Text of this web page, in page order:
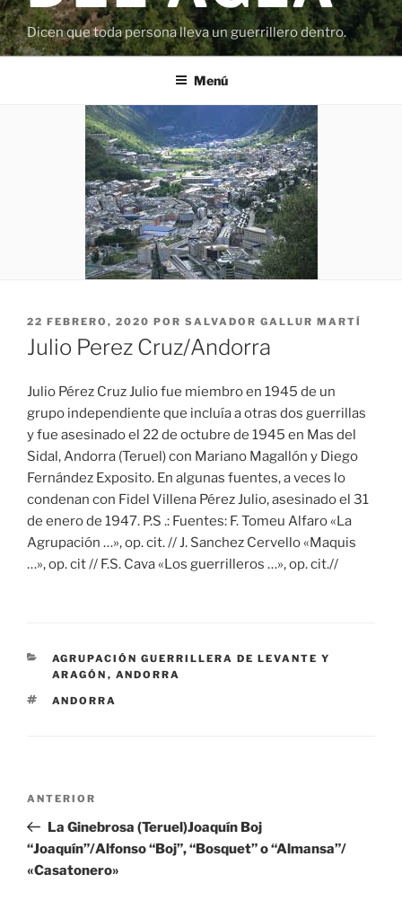
Dicen que toda persona lleva un guerrillero dentro.
Menú
PUBLICADO
EL
22 FEBRERO, 2020 POR SALVADOR GALLUR MARTÍ
Julio Perez Cruz/Andorra
Julio Pérez Cruz Julio fue miembro en 1945 de un
grupo independiente que incluía a otras dos guerrillas
y fue asesinado el 22 de octubre de 1945 en Mas del
Sidal, Andorra (Teruel) con Mariano Magallón y Diego
Fernández Exposito. En algunas fuentes, a veces lo
condenan con Fidel Villena Pérez Julio, asesinado el 31
de enero de 1947. P.S .: Fuentes: F. Tomeu Alfaro «La
Agrupación …», op. cit. // J. Sanchez Cervello «Maquis
…», op. cit // F.S. Cava «Los guerrilleros …», op. cit.//
CATEGORÍAS
AGRUPACIÓN GUERRILLERA DE LEVANTE Y
ARAGÓN , ANDORRA
ETIQUETAS
ANDORRA
entradas
Entrada
anterior:
ANTERIOR
La Ginebrosa (Teruel)Joaquín Boj
“Joaquín”/Alfonso “Boj”, “Bosquet” o “Almansa”/
«Casatonero»